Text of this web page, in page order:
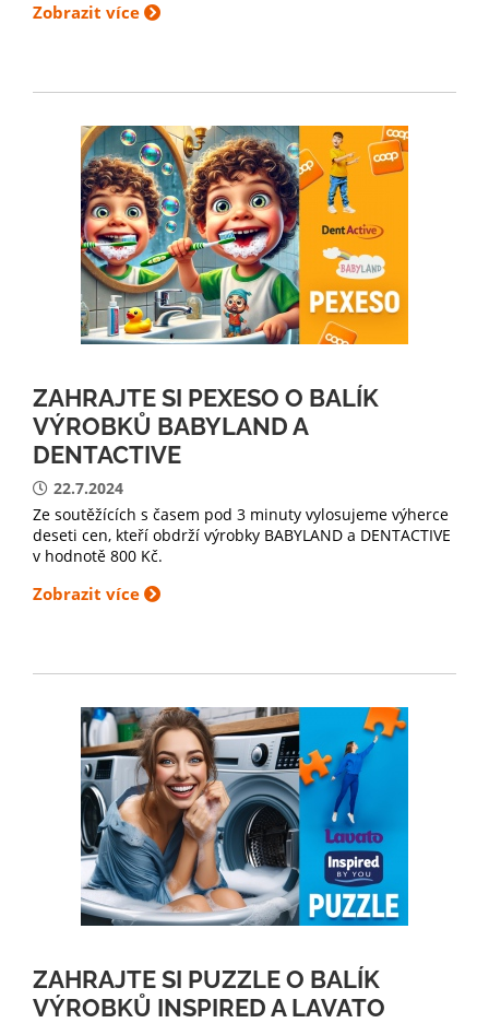
Zobrazit více
ZAHRAJTE SI PEXESO O BALÍK
VÝROBKŮ BABYLAND A
DENTACTIVE
22.7.2024
Ze soutěžících s časem pod 3 minuty vylosujeme výherce
deseti cen, kteří obdrží výrobky BABYLAND a DENTACTIVE
v hodnotě 800 Kč.
Zobrazit více
ZAHRAJTE SI PUZZLE O BALÍK
VÝROBKŮ INSPIRED A LAVATO